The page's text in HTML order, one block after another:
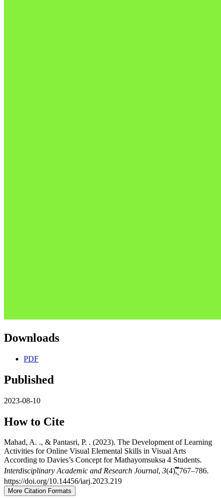
Downloads
PDF
Published
2023-08-10
How to Cite
Mahad, A. ., & Pantasri, P. . (2023). The Development of Learning
Activities for Online Visual Elemental Skills in Visual Arts
According to Davies’s Concept for Mathayomsuksa 4 Students.
Interdisciplinary Academic and Research Journal, 3(4), ึุึ767–786.
https://doi.org/10.14456/iarj.2023.219
More Citation Formats